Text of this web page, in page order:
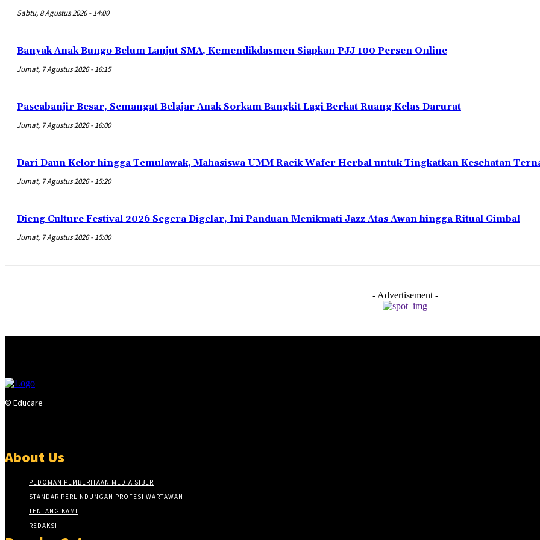
Sabtu, 8 Agustus 2026 - 14:00
Banyak Anak Bungo Belum Lanjut SMA, Kemendikdasmen Siapkan PJJ 100 Persen Online
Jumat, 7 Agustus 2026 - 16:15
Pascabanjir Besar, Semangat Belajar Anak Sorkam Bangkit Lagi Berkat Ruang Kelas Darurat
Jumat, 7 Agustus 2026 - 16:00
Dari Daun Kelor hingga Temulawak, Mahasiswa UMM Racik Wafer Herbal untuk Tingkatkan Kesehatan
Jumat, 7 Agustus 2026 - 15:20
Dieng Culture Festival 2026 Segera Digelar, Ini Panduan Menikmati Jazz Atas Awan hingga Ritual Gimbal
Jumat, 7 Agustus 2026 - 15:00
- Advertisement -
© Educare
About Us
PEDOMAN PEMBERITAAN MEDIA SIBER
STANDAR PERLINDUNGAN PROFESI WARTAWAN
TENTANG KAMI
REDAKSI